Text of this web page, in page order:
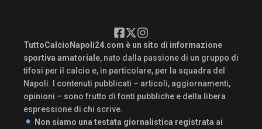
TuttoCalcioNapoli24.com è un sito di informazione
sportiva amatoriale, nato dalla passione di un gruppo di
tifosi per il calcio e, in particolare, per la squadra del
Napoli. I contenuti pubblicati – articoli, aggiornamenti,
opinioni – sono frutto di fonti pubbliche e della libera
espressione di chi scrive.
Non siamo una testata giornalistica registrata ai